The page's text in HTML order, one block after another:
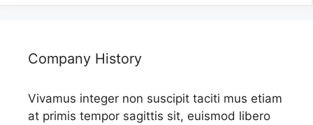
Company History
Vivamus integer non suscipit taciti mus etiam
at primis tempor sagittis sit, euismod libero